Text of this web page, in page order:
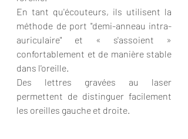
En tant qu'écouteurs, ils utilisent la
méthode de port "demi-anneau intra-
auriculaire" et « s'assoient »
confortablement et de manière stable
dans l'oreille.
Des lettres gravées au laser
permettent de distinguer facilement
les oreilles gauche et droite.